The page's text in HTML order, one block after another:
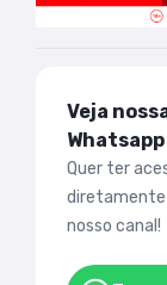
Veja
Whatsapp
Quer ter
diretamente
nosso canal!